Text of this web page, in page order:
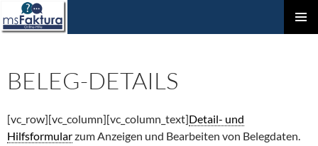
ZUM
BELEG-DETAILS
[vc_row][vc_column][vc_column_text]Detail- und
Hilfsformularzum Anzeigen und Bearbeiten von Belegdaten.